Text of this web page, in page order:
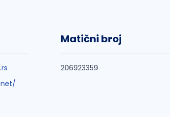
Matični broj
206923359